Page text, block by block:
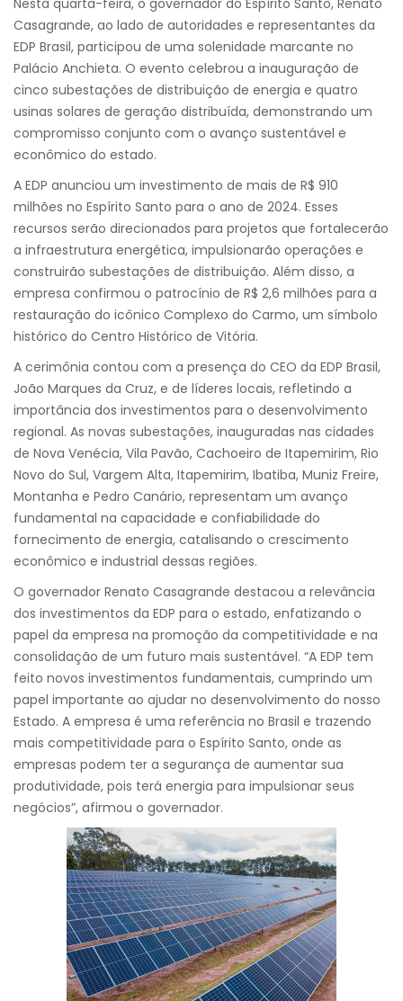
Nesta quarta-feira, o governador do Espírito Santo, Renato
Casagrande, ao lado de autoridades e representantes da
EDP Brasil, participou de uma solenidade marcante no
Palácio Anchieta. O evento celebrou a inauguração de
cinco subestações de distribuição de energia e quatro
usinas solares de geração distribuída, demonstrando um
compromisso conjunto com o avanço sustentável e
econômico do estado.
A EDP anunciou um investimento de mais de R$ 910
milhões no Espírito Santo para o ano de 2024. Esses
recursos serão direcionados para projetos que fortalecerão
a infraestrutura energética, impulsionarão operações e
construirão subestações de distribuição. Além disso, a
empresa confirmou o patrocínio de R$ 2,6 milhões para a
restauração do icônico Complexo do Carmo, um símbolo
histórico do Centro Histórico de Vitória.
A cerimônia contou com a presença do CEO da EDP Brasil,
João Marques da Cruz, e de líderes locais, refletindo a
importância dos investimentos para o desenvolvimento
regional. As novas subestações, inauguradas nas cidades
de Nova Venécia, Vila Pavão, Cachoeiro de Itapemirim, Rio
Novo do Sul, Vargem Alta, Itapemirim, Ibatiba, Muniz Freire,
Montanha e Pedro Canário, representam um avanço
fundamental na capacidade e confiabilidade do
fornecimento de energia, catalisando o crescimento
econômico e industrial dessas regiões.
O governador Renato Casagrande destacou a relevância
dos investimentos da EDP para o estado, enfatizando o
papel da empresa na promoção da competitividade e na
consolidação de um futuro mais sustentável. “A EDP tem
feito novos investimentos fundamentais, cumprindo um
papel importante ao ajudar no desenvolvimento do nosso
Estado. A empresa é uma referência no Brasil e trazendo
mais competitividade para o Espírito Santo, onde as
empresas podem ter a segurança de aumentar sua
produtividade, pois terá energia para impulsionar seus
negócios”, afirmou o governador.